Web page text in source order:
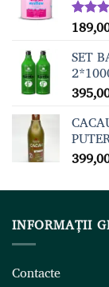
5.00
SET
INFORMAȚII
Contacte